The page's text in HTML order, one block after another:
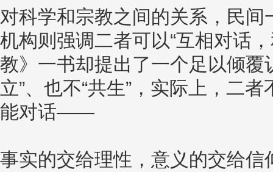
对科学和宗教之间的关系，民间
机构则强调二者可以“互相对话
教》一书却提出了一个足以倾覆
立”、也不“共生”，实际上，二
能对话——
事实的交给理性，意义的交给